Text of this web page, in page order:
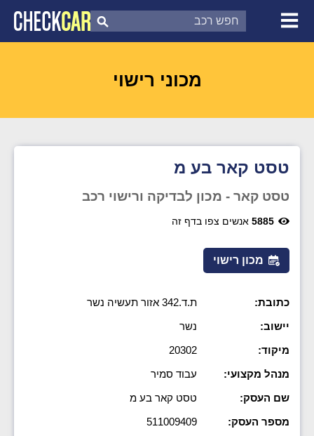
צ'ק קאר
דוח בדיקת רכב
מכוני רישוי
טסט קאר בע מ
טסט קאר - מכון לבדיקה ורישוי רכב
5885 אנשים צפו בדף זה
מכון רישוי
כתובת:
ת.ד.342 אזור תעשיה נשר
יישוב:
נשר
מיקוד:
20302
מנהל מקצועי:
עבוד סמיר
שם העסק:
טסט קאר בע מ
מספר העסק:
511009409